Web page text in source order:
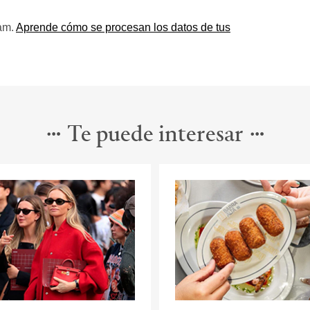
Aprende cómo se procesan los datos de tus
Te puede interesar